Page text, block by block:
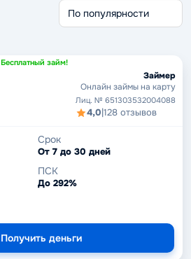
Срочные займы
Бесплатный займ!
Займер
Онлайн займы на карту
Лиц. № 651303532004088
4,0|128 отзывов
Срок
От 7 до 30 дней
ПСК
До 292%
Получить деньги